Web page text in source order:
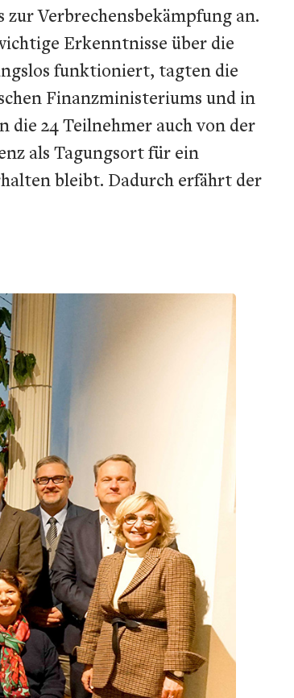
Verbrechensbekämpfung an.
Erkenntnisse über die
funktioniert, tagten die
Finanzministeriums und in
24 Teilnehmer auch von der
als Tagungsort für ein
bleibt. Dadurch erfährt der